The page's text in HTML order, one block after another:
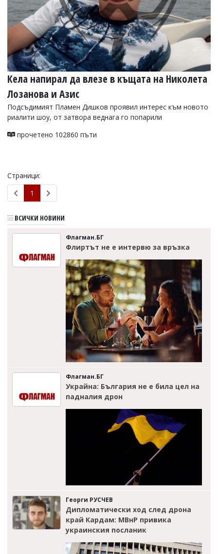
читателите
и
редакцията
не
носи
отговорност
за
тях!
Ако
откриете
обиден
вас
коментар,
сигнализирайте
Кела напирал да влезе в къщата на Николета
Лозанова и Азис
Подсъдимият Пламен Дишков проявил интерес към новото
риалити шоу, от затвора веднага го попарили
прочетено 102860 пъти
Страници:
1
ВСИЧКИ НОВИНИ
Флагман.БГ
Флиртът не е интервю за връзка
Флагман.БГ
Украйна: България не е била цел на
падналия дрон
Георги РУСЧЕВ
Дипломатически ход след дрона
край Кардам: МВнР привика
украинския посланик